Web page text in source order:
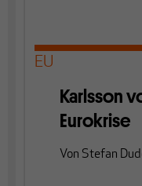
EU
Karlsson
Eurokrise
Von Stefan